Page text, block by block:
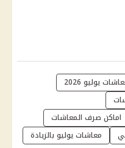
يوليو 2026
اماكن صرف المعاشات
معاشات يوليو بالزيادة